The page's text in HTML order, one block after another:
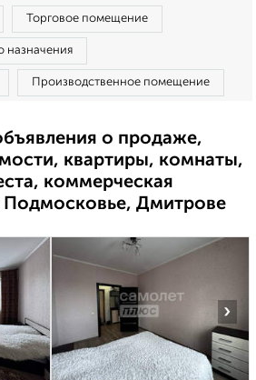
Торговое помещение
назначения
Производственное помещение
о продаже,
квартиры, комнаты,
коммерческая
Подмосковье, Дмитрове
›